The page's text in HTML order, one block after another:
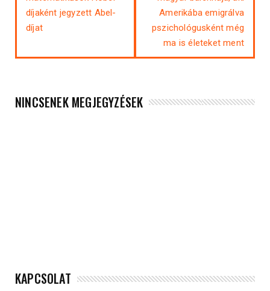
díjaként jegyzett Abel-
díjat
Amerikába emigrálva
pszichológusként még
ma is életeket ment
NINCSENEK MEGJEGYZÉSEK
KAPCSOLAT